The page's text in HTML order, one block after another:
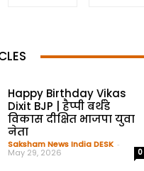
Happy Birthday Vikas
Dixit BJP | हैप्पी बर्थडे
विकास दीक्षित भाजपा युवा
नेता
Saksham News India DESK -
May 29, 2026 0